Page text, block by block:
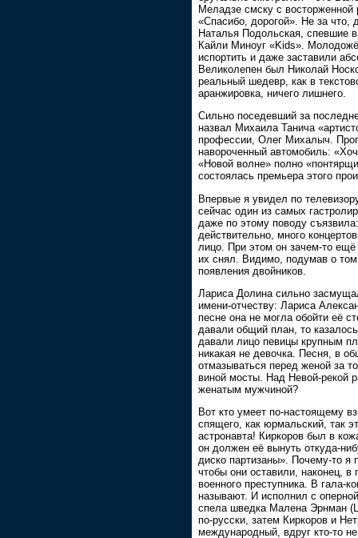
Меладзе смску с восторженной
«Спасибо, дорогой». Не за
Наталья Подольская, спевшие
Кайли Миноуг «Kids».
испортить и даже заставили
Великолепен был Николай
реальный шедевр, как в
аранжировка, ничего лишнего.
Сильно поседевший за
назвал Михаила Танича
профессии, Олег Михалыч.
навороченный автомобиль:
«Новой волне» полно
состоялась премьера этого
Впервые я увидел по
сейчас один из самых
даже по этому поводу
действительно, много
лицо. При этом он зачем-то
их снял. Видимо, подумав о
появления двойников.
Лариса Долина сильно
имени-отчеству: Лариса
песне она не могла обойти её
давали общий план, то
давали лицо певицы крупным
никакая не девочка. Песня, в
отмазываться перед женой за
виной мосты. Над Невой-рекой
женатым мужчиной?
Вот кто умеет по-настоящему
спящего, как юрмальский, так
астронавта! Киркоров был в
он должен её вынуть откуда-
диско партизаны». Почему-то я
чтобы они оставили, наконец, в
военного преступника. В гала-
называют. И исполнил с
спела шведка Малена Эрнман
по-русски, затем Киркоров и
международный, вдруг кто-то